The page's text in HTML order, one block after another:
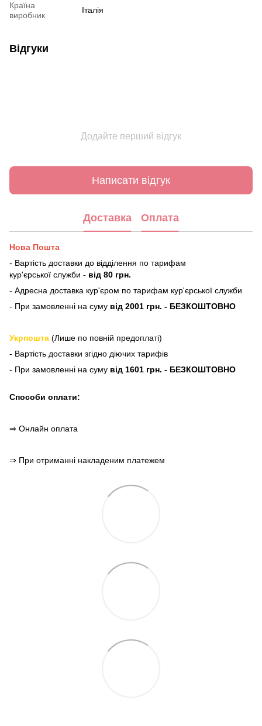
Країна
виробник
Італія
Відгуки
Додайте перший відгук
Написати відгук
Доставка Оплата
Нова Пошта
- Вартість доставки до відділення по тарифам
кур'єрської служби - від 80 грн.
- Адресна доставка кур'єром по тарифам кур'єрської служби
- При замовленні на суму від 2001 грн. - БЕЗКОШТОВНО
Укрпошта (Лише по повній предоплаті)
- Вартість доставки згідно діючих тарифів
- При замовленні на суму від 1601 грн. - БЕЗКОШТОВНО
Способи оплати:
⇒ Онлайн оплата
⇒ При отриманні накладеним платежем